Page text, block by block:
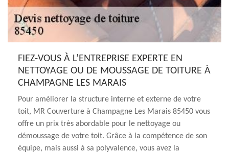
FIEZ-VOUS À L’ENTREPRISE EXPERTE EN
NETTOYAGE OU DE MOUSSAGE DE TOITURE À
CHAMPAGNE LES MARAIS
Pour améliorer la structure interne et externe de votre
toit, MR Couverture à Champagne Les Marais 85450 vous
offre un prix très abordable pour le nettoyage ou
démoussage de votre toit. Grâce à la compétence de son
équipe, mais aussi à sa polyvalence, vous avez la